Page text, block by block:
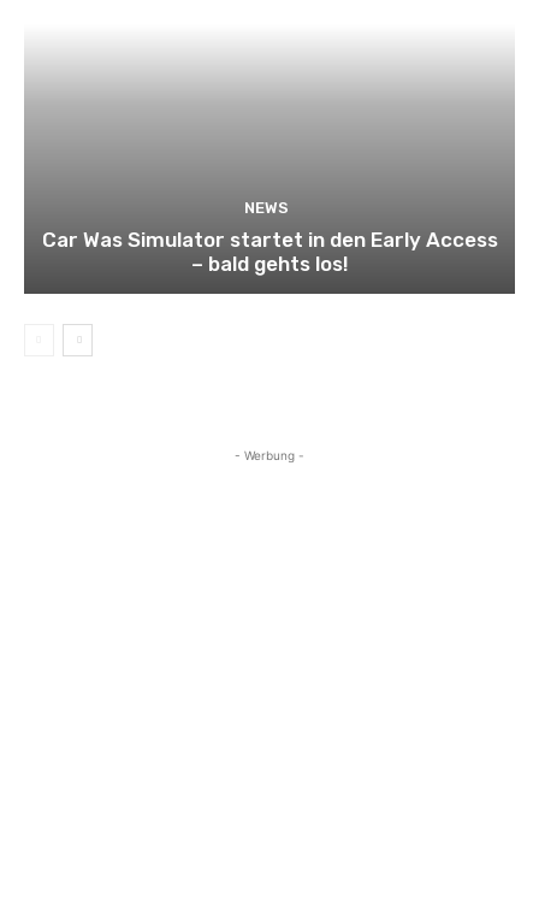
NEWS
Car Was Simulator startet in den Early Access
– bald gehts los!
- Werbung -